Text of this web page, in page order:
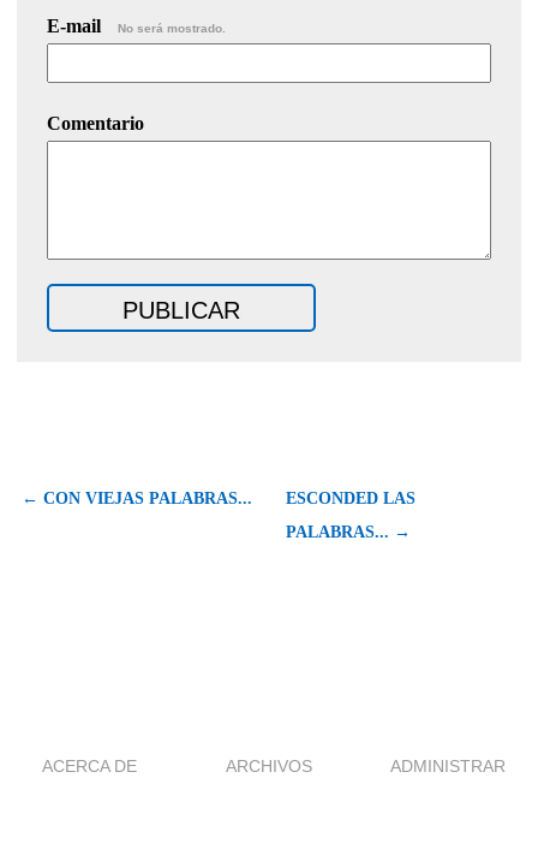
E-mail No será mostrado.
Comentario
← CON VIEJAS PALABRAS...
ESCONDED LAS
PALABRAS... →
ACERCA DE ARCHIVOS ADMINISTRAR